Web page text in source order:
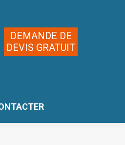
DEMANDE DE
DEVIS GRATUIT